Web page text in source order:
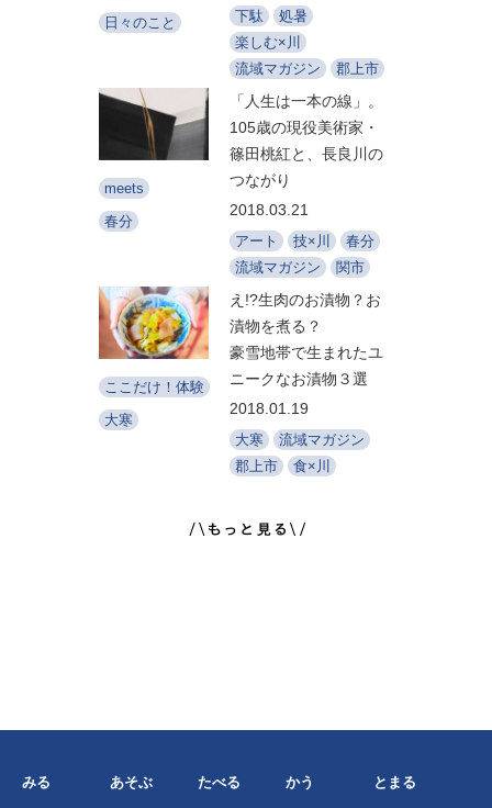
日々のこと
下駄
処暑
楽しむ×川
流域マガジン
郡上市
meets
春分
「人生は一本の線」。
105歳の現役美術家・
篠田桃紅と、長良川の
つながり
2018.03.21
アート 技×川
春分
流域マガジン
関市
ここだけ！体験
大寒
え!?生肉のお漬物？お
漬物を煮る？
豪雪地帯で生まれたユ
ニークなお漬物３選
2018.01.19
大寒
流域マガジン
郡上市
食×川
みる あそぶ たべる かう とまる